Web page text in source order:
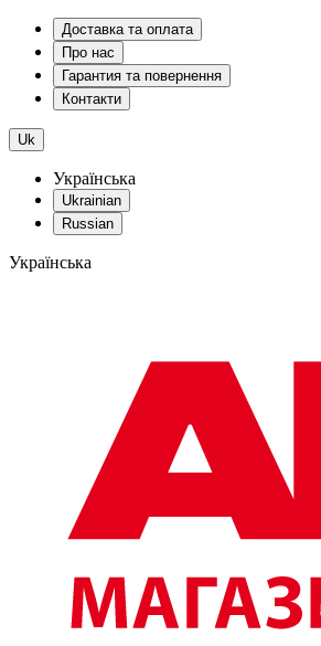
Доставка та оплата
Про нас
Гарантия та повернення
Контакти
Uk
Українська
Ukrainian
Russian
Українська